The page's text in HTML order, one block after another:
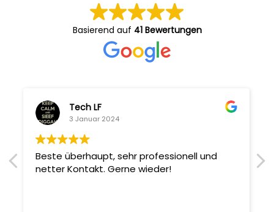
Basierend auf 41 Bewertungen
Tech LF
3 Januar 2024
Beste überhaupt, sehr professionell und
netter Kontakt. Gerne wieder!